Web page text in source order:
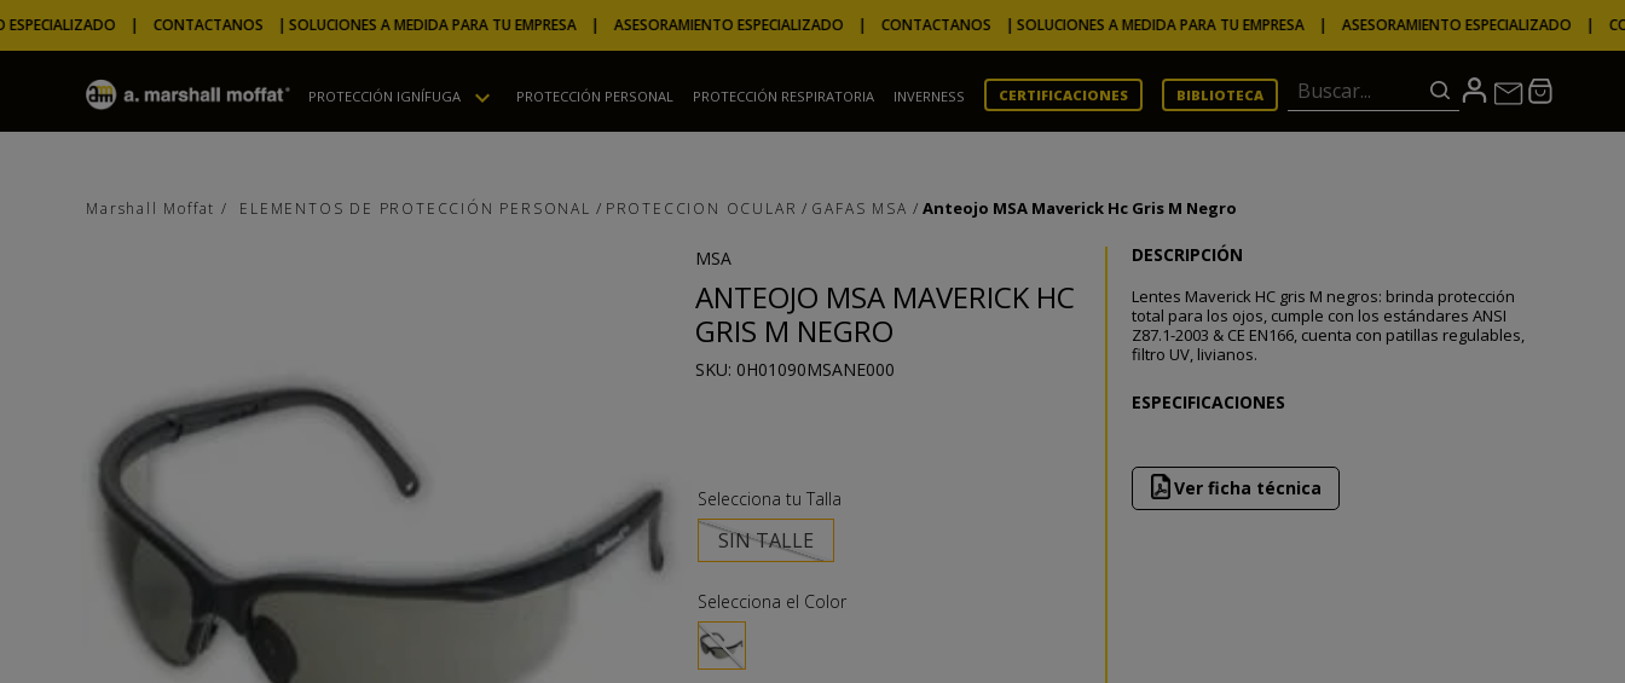
| CONTACTANOS |SOLUCIONES A MEDIDA PARA TU EMPRESA | ASESORAMIENTO ESPECIALIZADO | CONTACTANOS |SOLUCIONES A MEDIDA PARA TU EMPRESA | ASESORAMIENTO ESPECIALIZADO |
PROTECCIÓN IGNÍFUGA PROTECCIÓN PERSONAL PROTECCIÓN RESPIRATORIA INVERNESS CERTIFICACIONES BIBLIOTECA Buscar...
ELEMENTOS DE PROTECCIÓN PERSONAL PROTECCION OCULAR GAFAS MSA Anteojo MSA Maverick Hc Gris M Negro
MSA
ANTEOJO MSA MAVERICK HC
GRIS M NEGRO
: 0H01090MSANE000
SIN TALLE
DESCRIPCIÓN
Lentes Maverick HC gris M negros: brinda protección
total para los ojos, cumple con los estándares ANSI
Z87.1-2003 & CE EN166, cuenta con patillas regulables,
filtro UV, livianos.
ESPECIFICACIONES
TÉRMINOS MÁS BUSCADOS
2.
m
overol
guantes
gorro
epitecnica
buzo